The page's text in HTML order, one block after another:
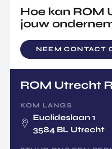
Hoe kan ROM
jouw
NEEM CONTACT
ROM Utrecht
KOM LANGS
Euclideslaan 1
3584 BL Utrecht